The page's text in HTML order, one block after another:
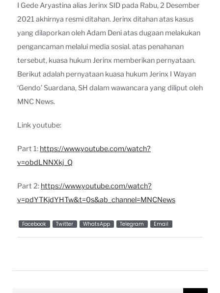
I Gede Aryastina alias Jerinx SID pada Rabu, 2 Desember
2021 akhirnya resmi ditahan. Jerinx ditahan atas kasus
yang dilaporkan oleh Adam Deni atas dugaan melakukan
pengancaman melalui media sosial. atas penahanan
tersebut, kuasa hukum Jerinx memberikan pernyataan.
Berikut adalah pernyataan kuasa hukum Jerinx I Wayan
‘Gendo’ Suardana, SH dalam wawancara yang diliput oleh
MNC News.
Link youtube:
Part 1: https://www.youtube.com/watch?
v=obdLNNXkj_Q
Part 2: https://www.youtube.com/watch?
v=pdYTKjdYHTw&t=0s&ab_channel=MNCNews
Facebook Twitter WhatsApp Telegram Email